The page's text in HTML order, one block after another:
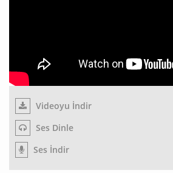
Videoyu İndir
Ses Dinle
Ses İndir